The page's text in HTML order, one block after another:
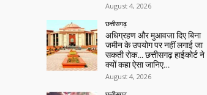
August 4, 2026
छत्तीसगढ़
अधिग्रहण और मुआवजा दिए बिना
जमीन के उपयोग पर नहीं लगाई जा
सकती रोक… छत्तीसगढ़ हाईकोर्ट ने
क्यों कहा ऐसा जानिए…
August 4, 2026